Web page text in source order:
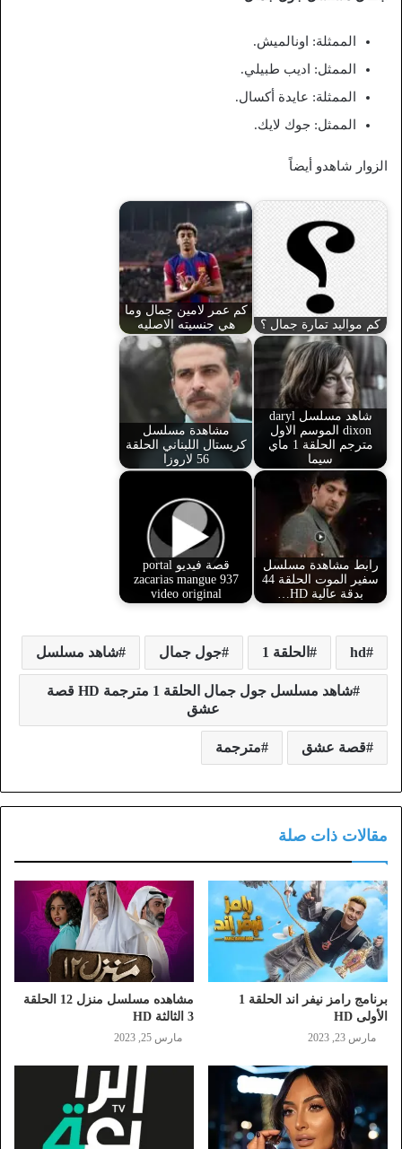
الممثلة: اونالميش.
الممثل: اديب طبيلي.
الممثلة: عايدة أكسال.
الممثل: جوك لايك.
الزوار شاهدو أيضاً
كم مواليد تمارة جمال ؟
كم عمر لامين جمال وما
هي جنسيته الاصليه
شاهد مسلسل daryl
dixon الموسم الاول
مترجم الحلقة 1 ماي
سيما
مشاهدة مسلسل
كريستال اللبناني الحلقة
56 لاروزا
رابط مشاهدة مسلسل
سفير الموت الحلقة 44
بدقة عالية HD…
قصة فيديو portal
zacarias mangue 937
video original
hd الحلقة 1 جول جمال شاهد مسلسل
شاهد مسلسل جول جمال الحلقة 1 مترجمة HD قصة
عشق
قصة عشق مترجمة
مقالات ذات صلة
برنامج رامز نيفر اند الحلقة 1
الأولى HD
مارس 23, 2023
مشاهده مسلسل منزل 12 الحلقة
3 الثالثة HD
مارس 25, 2023